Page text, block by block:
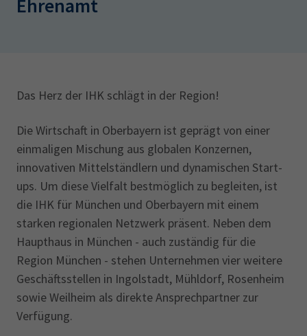
Karriere
Presse
EN
IHK Akademie
Magazin Log-in
AdA
34d
Ehrenamt
Das Herz der IHK schlägt in der Region!
Die Wirtschaft in Oberbayern ist geprägt von einer
einmaligen Mischung aus globalen Konzernen,
innovativen Mittelständlern und dynamischen Start-
ups. Um diese Vielfalt bestmöglich zu begleiten, ist
die IHK für München und Oberbayern mit einem
starken regionalen Netzwerk präsent. Neben dem
Haupthaus in München - auch zuständig für die
Region München - stehen Unternehmen vier weitere
Geschäftsstellen in Ingolstadt, Mühldorf, Rosenheim
sowie Weilheim als direkte Ansprechpartner zur
Verfügung.